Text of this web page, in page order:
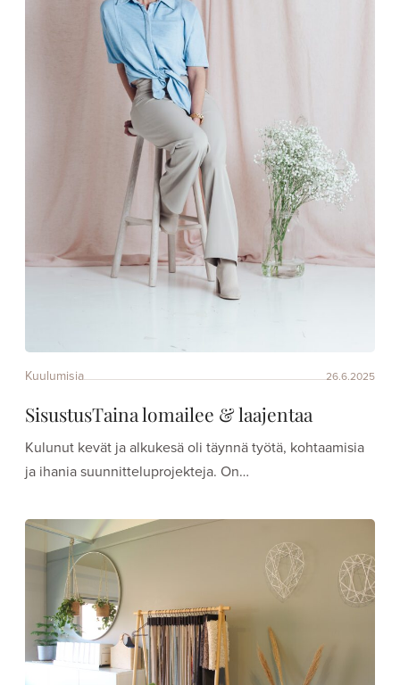
Kuulumisia 26.6.2025
SisustusTaina lomailee & laajentaa
Kulunut kevät ja alkukesä oli täynnä työtä, kohtaamisia
ja ihania suunnitteluprojekteja. On…